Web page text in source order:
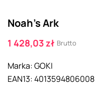
Noah's Ark
1 428,03 zł Brutto
Marka:GOKI
EAN13:4013594806008